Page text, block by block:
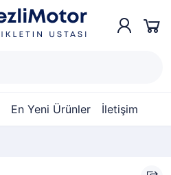
En Yeni Ürünler İletişim